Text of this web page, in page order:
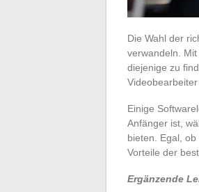
Die Wahl der
verwandeln.
diejenige zu
Einige
Anfänger ist,
bieten. Egal,
Vorteile der
Ergänzende